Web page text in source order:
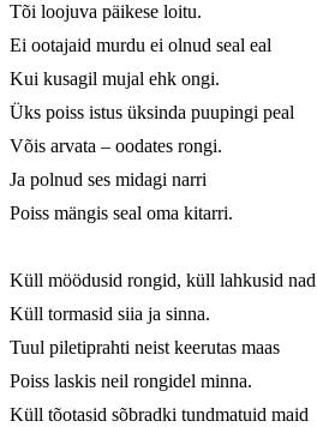
Tõi loojuva päikese loitu.
Ei ootajaid murdu ei olnud seal eal
Kui kusagil mujal ehk ongi.
Üks poiss istus üksinda puupingi peal
Võis arvata – oodates rongi.
Ja polnud ses midagi narri
Poiss mängis seal oma kitarri.
Küll möödusid rongid, küll lahkusid nad
Küll tormasid siia ja sinna.
Tuul piletiprahti neist keerutas maas
Poiss laskis neil rongidel minna.
Küll tõotasid sõbradki tundmatuid maid